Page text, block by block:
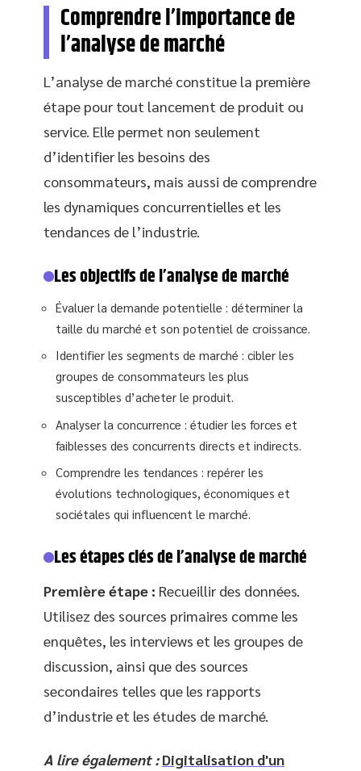
Comprendre l’importance de
l’analyse de marché
L’analyse de marché constitue la première
étape pour tout lancement de produit ou
service. Elle permet non seulement
d’identifier les besoins des
consommateurs, mais aussi de comprendre
les dynamiques concurrentielles et les
tendances de l’industrie.
Les objectifs de l’analyse de marché
Évaluer la demande potentielle : déterminer la
taille du marché et son potentiel de croissance.
Identifier les segments de marché : cibler les
groupes de consommateurs les plus
susceptibles d’acheter le produit.
Analyser la concurrence : étudier les forces et
faiblesses des concurrents directs et indirects.
Comprendre les tendances : repérer les
évolutions technologiques, économiques et
sociétales qui influencent le marché.
Les étapes clés de l’analyse de marché
Première étape : Recueillir des données.
Utilisez des sources primaires comme les
enquêtes, les interviews et les groupes de
discussion, ainsi que des sources
secondaires telles que les rapports
d’industrie et les études de marché.
A lire également : Digitalisation d'un